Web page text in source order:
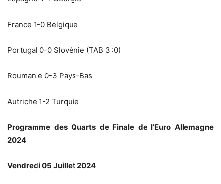
France 1-0 Belgique
Portugal 0-0 Slovénie (TAB 3 :0)
Roumanie 0-3 Pays-Bas
Autriche 1-2 Turquie
Programme des Quarts de Finale de l’Euro Allemagne
2024
Vendredi 05 Juillet 2024